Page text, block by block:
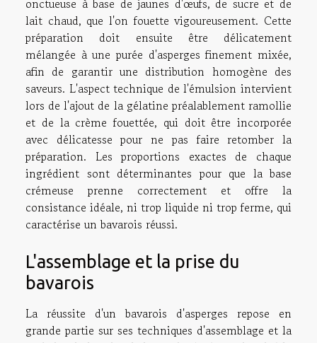
onctueuse à base de jaunes d'œufs, de sucre et de
lait chaud, que l'on fouette vigoureusement. Cette
préparation doit ensuite être délicatement
mélangée à une purée d'asperges finement mixée,
afin de garantir une distribution homogène des
saveurs. L'aspect technique de l'émulsion intervient
lors de l'ajout de la gélatine préalablement ramollie
et de la crème fouettée, qui doit être incorporée
avec délicatesse pour ne pas faire retomber la
préparation. Les proportions exactes de chaque
ingrédient sont déterminantes pour que la base
crémeuse prenne correctement et offre la
consistance idéale, ni trop liquide ni trop ferme, qui
caractérise un bavarois réussi.
L'assemblage et la prise du
bavarois
La réussite d'un bavarois d'asperges repose en
grande partie sur ses techniques d'assemblage et la